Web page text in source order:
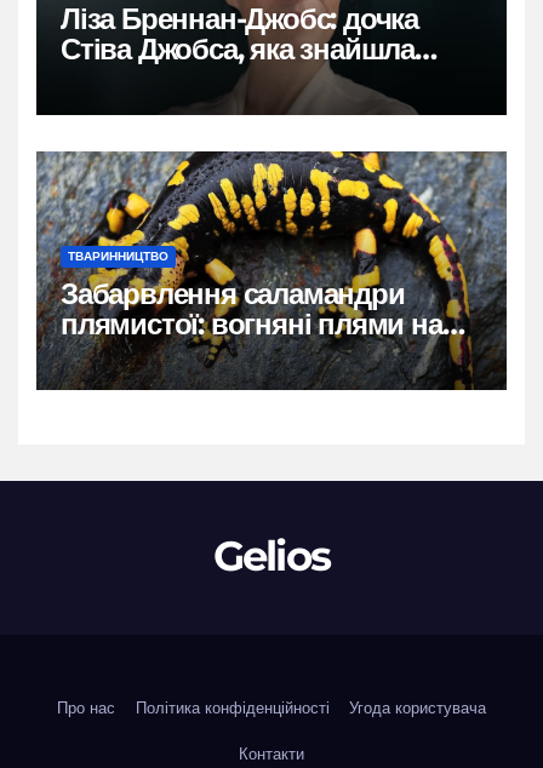
Ліза Бреннан-Джобс: дочка
Стіва Джобса, яка знайшла
власний голос
ТВАРИННИЦТВО
Забарвлення саламандри
плямистої: вогняні плями на
чорному тлі
Gelios
Про нас Політика конфіденційності Угода користувача
Контакти